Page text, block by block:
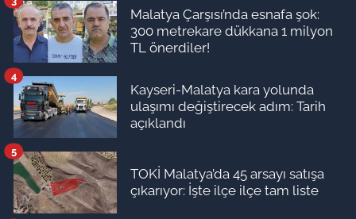
Malatya Çarşısı’nda esnafa şok:
300 metrekare dükkana 1 milyon
TL önerdiler!
Kayseri-Malatya kara yolunda
ulaşımı değiştirecek adım: Tarih
açıklandı
4
TOKİ Malatya’da 45 arsayı satışa
çıkarıyor: İşte ilçe ilçe tam liste
5